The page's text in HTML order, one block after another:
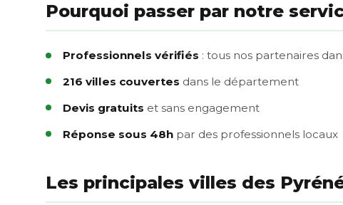
Pourquoi passer par notre
Professionnels vérifiés : tous nos partenaires
216 villes couvertes dans le département
Devis gratuits et sans engagement
Réponse sous 48h par des professionnels locaux
Les principales villes des